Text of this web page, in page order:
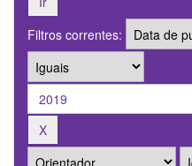
Filtros correntes: